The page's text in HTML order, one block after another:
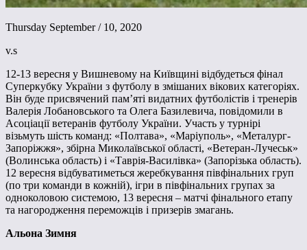
Thursday September / 10, 2020
v.s
12-13 вересня у Вишневому на Київщині відбудеться фінал
Суперкубку України з футболу в змішаних вікових категоріях.
Він буде присвячений пам’яті видатних футболістів і тренерів
Валерія Лобановського та Олега Базилевича, повідомили в
Асоціації ветеранів футболу України. Участь у турнірі
візьмуть шість команд: «Полтава», «Маріуполь», «Металург-
Запоріжжя», збірна Миколаївської області, «Ветеран-Лучеськ»
(Волинська область) і «Таврія-Василівка» (Запорізька область).
12 вересня відбуватиметься жеребкування півфінальних груп
(по три команди в кожній), ігри в півфінальних групах за
одноколовою системою, 13 вересня – матчі фінального етапу
та нагородження переможців і призерів змагань.
Альона Зимня